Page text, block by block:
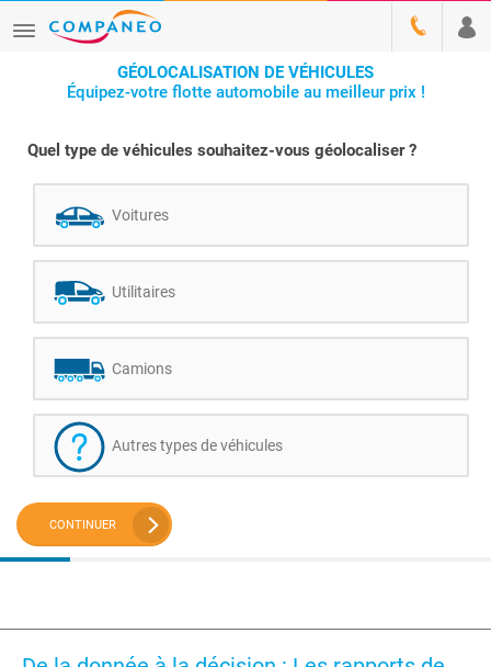
GÉOLOCALISATION DE VÉHICULES
Équipez-votre flotte automobile au meilleur prix !
Quel type de véhicules souhaitez-vous géolocaliser ?
Voitures
Utilitaires
Camions
Autres types de véhicules
CONTINUER